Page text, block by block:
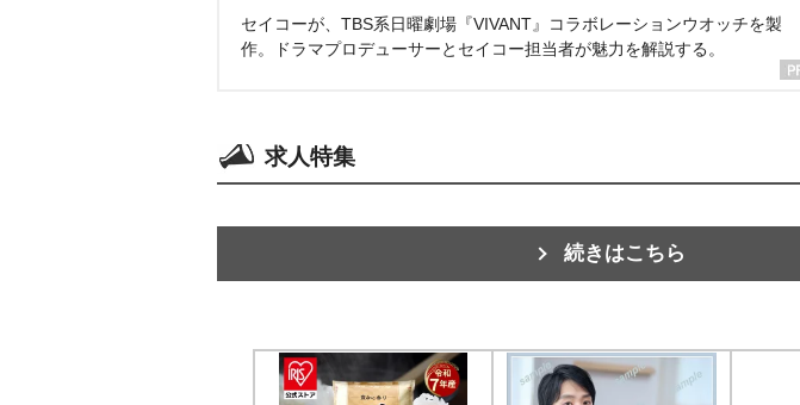
セイコーが、TBS系日曜劇場『VIVANT』コラボレーションウオッチを製
作。ドラマプロデューサーとセイコー担当者が魅力を解説する。
求人特集
続きはこちら